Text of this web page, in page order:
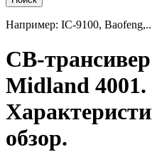
Например: IC-9100,
CB-
Midland 4001.
обзор.